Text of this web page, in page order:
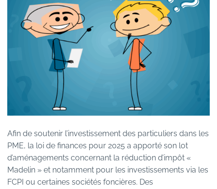
Afin de soutenir l’investissement des particuliers dans les
PME, la loi de finances pour 2025 a apporté son lot
d’aménagements concernant la réduction d’impôt «
Madelin » et notamment pour les investissements via les
FCPI ou certaines sociétés foncières. Des